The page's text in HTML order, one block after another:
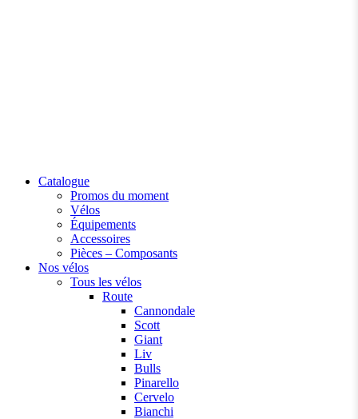
Catalogue
Promos du moment
Vélos
Équipements
Accessoires
Pièces – Composants
Nos vélos
Tous les vélos
Route
Cannondale
Scott
Giant
Liv
Bulls
Pinarello
Cervelo
Bianchi